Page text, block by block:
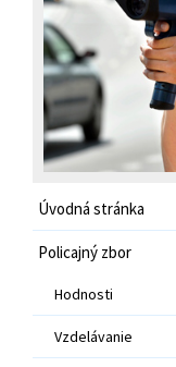
Úvodná stránka
Policajný zbor
Hodnosti
Vzdelávanie